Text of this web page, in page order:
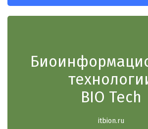
BIO Tech
itbion.ru